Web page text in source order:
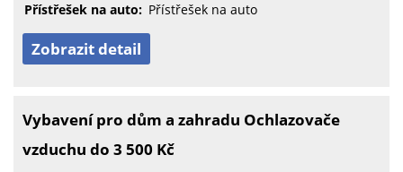
Přístřešek na auto: Přístřešek na auto
Zobrazit detail
Vybavení pro dům a zahradu Ochlazovače
vzduchu do 3 500 Kč